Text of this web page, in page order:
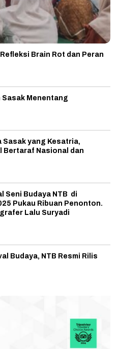
Brain Rot dan Peran
Sasak Menentang
Sasak yang Kesatria,
Bertaraf Nasional dan
Seni Budaya NTB di
Pukau Ribuan Penonton.
Lalu Suryadi
Budaya, NTB Resmi Rilis